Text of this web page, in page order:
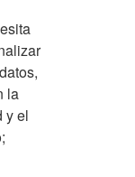
la
y el